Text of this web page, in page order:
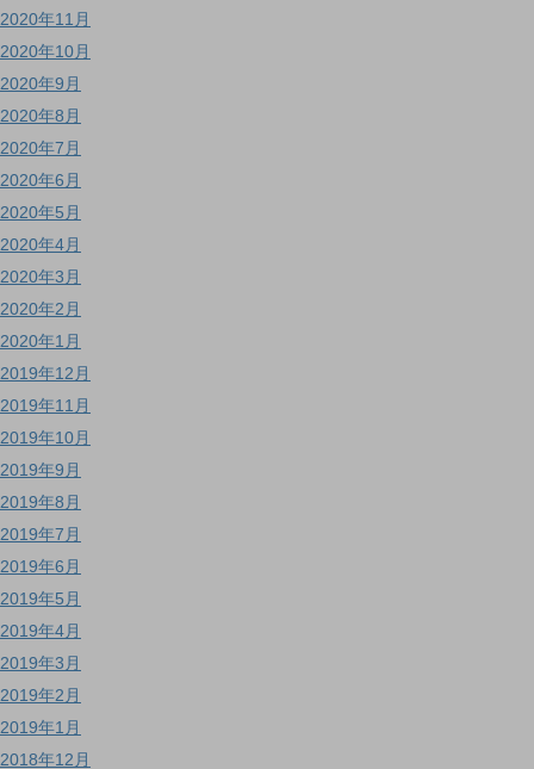
2020年11月
2020年10月
2020年9月
2020年8月
2020年7月
2020年6月
2020年5月
2020年4月
2020年3月
2020年2月
2020年1月
2019年12月
2019年11月
2019年10月
2019年9月
2019年8月
2019年7月
2019年6月
2019年5月
2019年4月
2019年3月
2019年2月
2019年1月
2018年12月